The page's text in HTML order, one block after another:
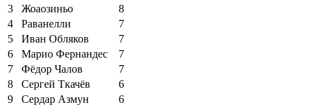
3
Жоаозиньо
8
4
Раванелли
7
5
Иван Обляков
7
6
Марио Фернандес
7
7
Фёдор Чалов
7
8
Сергей Ткачёв
6
9
Сердар Азмун
6